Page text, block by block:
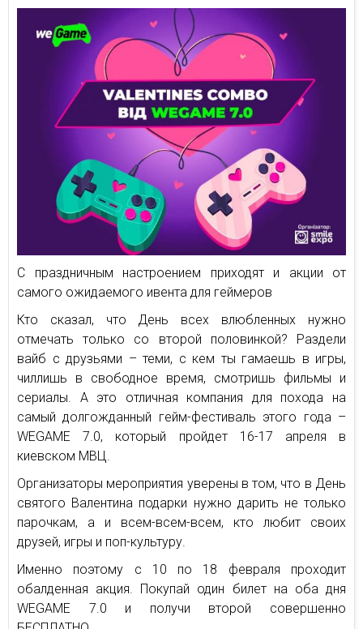
С праздничным настроением приходят и акции от
самого ожидаемого ивента для геймеров
Кто сказал, что День всех влюбленных нужно
отмечать только со второй половинкой? Раздели
вайб с друзьями – теми, с кем ты гамаешь в игры,
чиллишь в свободное время, смотришь фильмы и
сериалы. А это отличная компания для похода на
самый долгожданный гейм-фестиваль этого года –
WEGAME 7.0, который пройдет 16-17 апреля в
киевском МВЦ.
Организаторы мероприятия уверены в том, что в День
святого Валентина подарки нужно дарить не только
парочкам, а и всем-всем-всем, кто любит своих
друзей, игры и поп-культуру.
Именно поэтому с 10 по 18 февраля проходит
обалденная акция. Покупай один билет на оба дня
WEGAME 7.0 и получи второй совершенно